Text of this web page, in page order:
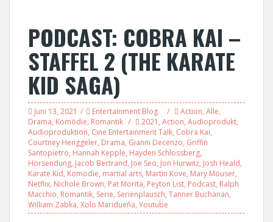
PODCAST: COBRA KAI –
STAFFEL 2 (THE KARATE
KID SAGA)
Juni 13, 2021 Entertainment Blog Action, Alle,
Drama, Komödie, Romantik 2021 , Action, Audioprodukt,
Audioproduktion, Cine Entertainment Talk, Cobra Kai,
Courtney Henggeler, Drama, Gianni Decenzo, Griffin
Santopietro, Hannah Kepple, Hayden Schlossberg,
Hörsendung, Jacob Bertrand, Joe Seo, Jon Hurwitz, Josh Heald,
Karate Kid, Komödie, martial arts, Martin Kove, Mary Mouser,
Netflix, Nichole Brown, Pat Morita, Peyton List, Podcast, Ralph
Macchio, Romantik, Serie, Serienplausch, Tanner Buchanan,
William Zabka, Xolo Maridueña, Youtube